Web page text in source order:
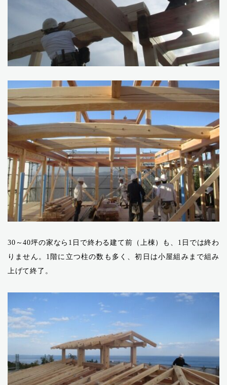
30～40坪の家なら1日で終わる建て前（上棟）も、1日では終わ
りません。1階に立つ柱の数も多く、初日は小屋組みまで組み
上げて終了。